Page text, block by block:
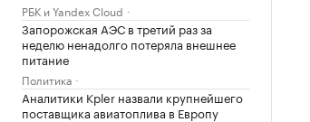
РБК и Yandex Cloud
Запорожская АЭС в третий раз за
неделю ненадолго потеряла внешнее
питание
Политика
Аналитики Kpler назвали крупнейшего
поставщика авиатоплива в Европу